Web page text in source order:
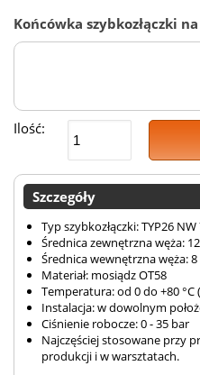
Końcówka szybkozłączki
Ilość:
Szczegóły
Typ szybkozłączki: TYP26 NW
Średnica zewnętrzna węża:
Średnica wewnętrzna węża:
Materiał: mosiądz OT58
Temperatura: od 0 do +80
Instalacja: w dowolnym
Ciśnienie robocze: 0 - 35 bar
Najczęściej stosowane przy
produkcji i w warsztatach.